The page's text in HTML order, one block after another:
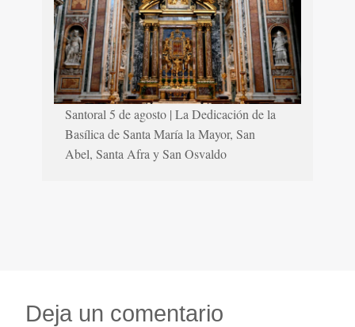
Santoral 5 de agosto | La Dedicación de la
Basílica de Santa María la Mayor, San
Abel, Santa Afra y San Osvaldo
Deja un comentario